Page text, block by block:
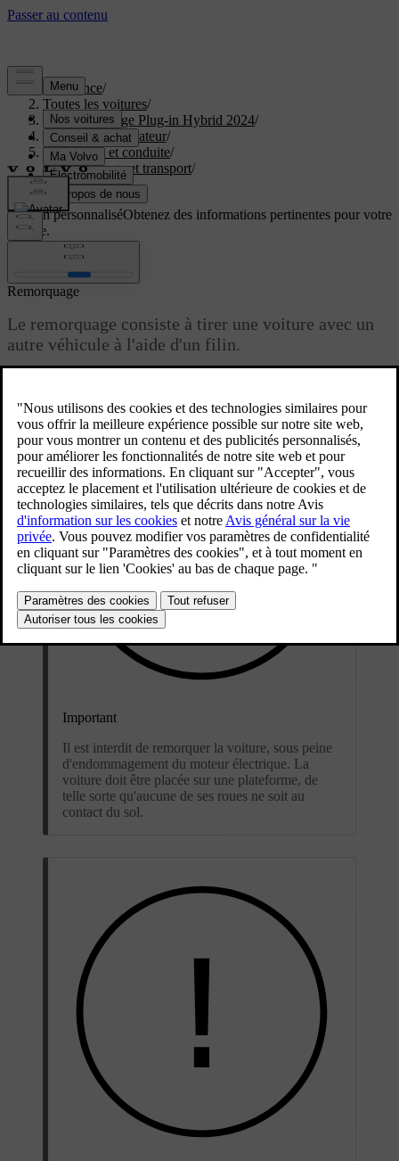
Assistance/
Toutes les voitures/
XC40 Recharge Plug-in Hybrid 2024/
Manuel de l'utilisateur/
Démarrage et conduite/
Remorquage et transport/
Remorquage
Soutien personnaliséObtenez des informations pertinentes pour votre
voiture.
Connexion
Remorquage
Le remorquage consiste à tirer une voiture avec un
autre véhicule à l'aide d'un filin.
Important
Il est interdit de remorquer la voiture, sous peine
d'endommagement du moteur électrique. La
voiture doit être placée sur une plateforme, de
telle sorte qu'aucune de ses roues ne soit au
contact du sol.